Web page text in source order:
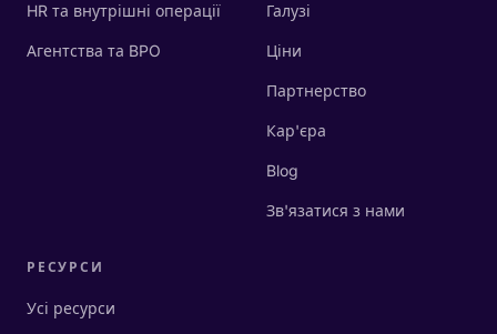
HR та внутрішні операції
Агентства та BPO
Галузі
Ціни
Партнерство
Кар'єра
Blog
Зв'язатися з нами
РЕСУРСИ
Усі ресурси